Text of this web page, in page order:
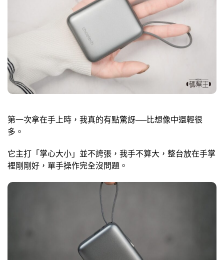
第一次拿在手上時，我真的有點驚訝──比想像中還輕很
多。
它主打「掌心大小」並不誇張，我手不算大，整台放在手掌
裡剛剛好，單手操作完全沒問題。